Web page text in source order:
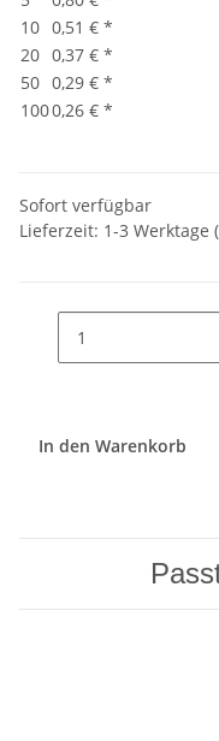
10 0,51 € *
20 0,37 € *
50 0,29 € *
1000,26 € *
Sofort verfügbar
Lieferzeit: 1-3 Werktage
In den Warenkorb